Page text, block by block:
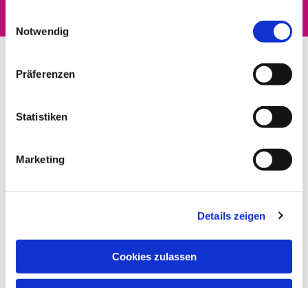
Notwendig
Präferenzen
Statistiken
Marketing
Details zeigen
Cookies zulassen